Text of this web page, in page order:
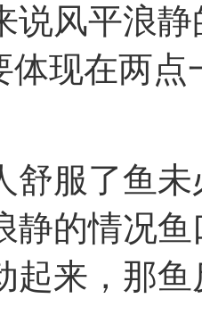
说风平浪
体现在两
舒服了鱼
静的情况
起来，那